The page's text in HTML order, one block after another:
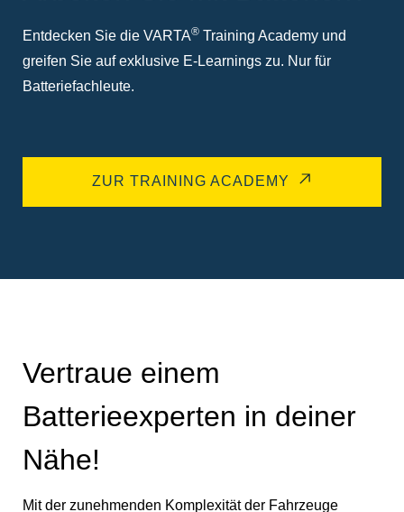
Entdecken Sie die VARTA® Training Academy und
greifen Sie auf exklusive E-Learnings zu. Nur für
Batteriefachleute.
ZUR TRAINING ACADEMY
Vertraue einem
Batterieexperten in deiner
Nähe!
Mit der zunehmenden Komplexität der Fahrzeuge